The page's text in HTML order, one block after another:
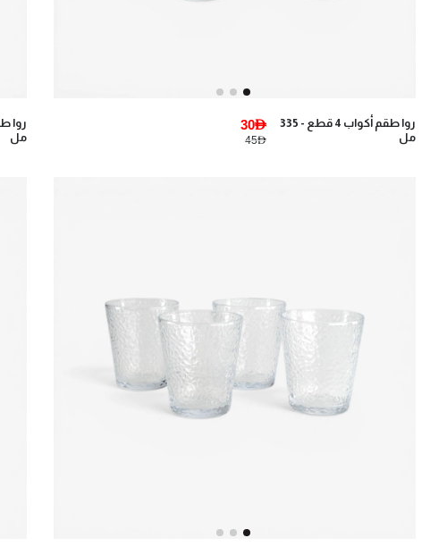
روا طقم أكواب 4 قطع - 335
مل
30AED
45AED
مل